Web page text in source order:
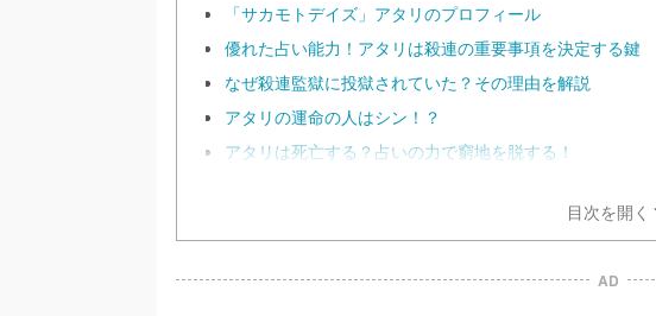
「サカモトデイズ」アタリのプロフィール
優れた占い能力！アタリは殺連の重要事項を決定する鍵
なぜ殺連監獄に投獄されていた？その理由を解説
アタリの運命の人はシン！？
アタリは死亡する？占いの力で窮地を脱する！
目次を開く
AD